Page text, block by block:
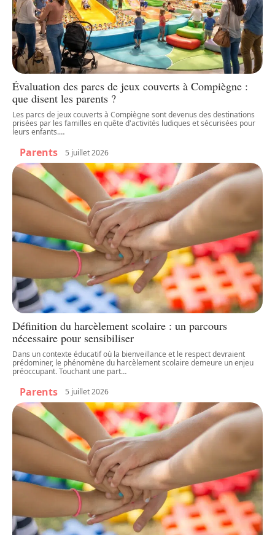
Évaluation des parcs de jeux couverts à Compiègne :
que disent les parents ?
Les parcs de jeux couverts à Compiègne sont devenus des destinations
prisées par les familles en quête d'activités ludiques et sécurisées pour
leurs enfants.…
Parents 5 juillet 2026
Définition du harcèlement scolaire : un parcours
nécessaire pour sensibiliser
Dans un contexte éducatif où la bienveillance et le respect devraient
prédominer, le phénomène du harcèlement scolaire demeure un enjeu
préoccupant. Touchant une part…
Parents 5 juillet 2026